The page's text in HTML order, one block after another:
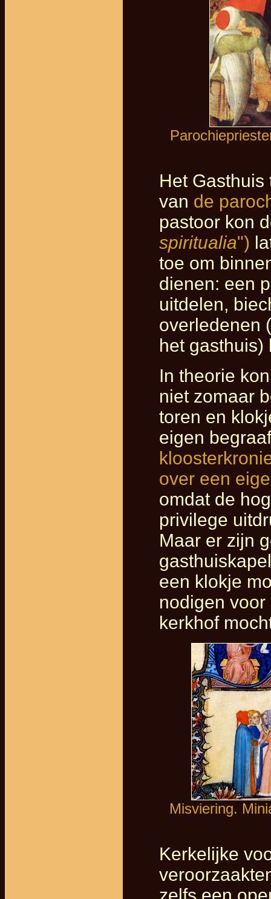
Het
van de
pastoor kon
spiritualia")
toe om
dienen: een
uitdelen,
overledenen
het gasthuis)
In theorie
niet zomaar
toren en
eigen
over een
omdat de
privilege
Maar er zijn
een klokje
nodigen
kerkhof
Misviering.
Kerkelijke
zelfs een